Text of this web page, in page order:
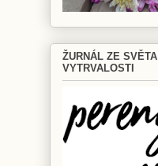
ŽURNÁL ZE SVĚTA
VYTRVALOSTI